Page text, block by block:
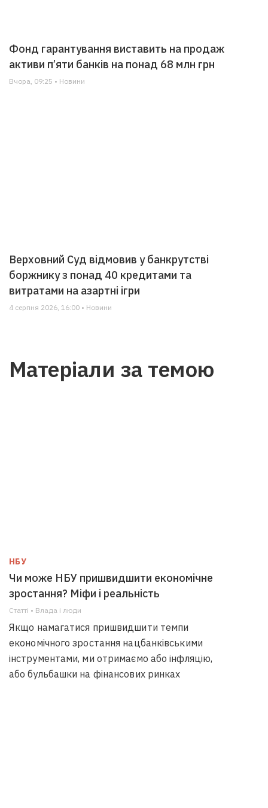
Фонд гарантування виставить на продаж
активи п’яти банків на понад 68 млн грн
Вчора, 09:25 • Новини
Верховний Суд відмовив у банкрутстві
боржнику з понад 40 кредитами та
витратами на азартні ігри
4 серпня 2026, 16:00 • Новини
Матеріали за темою
НБУ
Чи може НБУ пришвидшити економічне
зростання? Міфи і реальність
Статті • Влада i люди
Якщо намагатися пришвидшити темпи
економічного зростання нацбанківськими
інструментами, ми отримаємо або інфляцію,
або бульбашки на фінансових ринках